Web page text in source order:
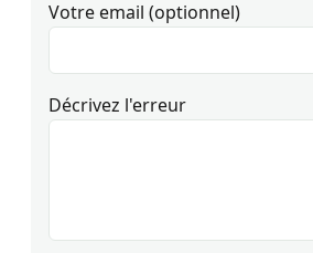
Votre email (optionnel)
Décrivez l'erreur